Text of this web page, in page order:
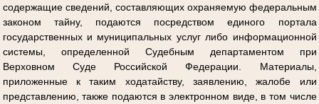
содержащие сведений, составляющих охраняемую федеральным
законом тайну, подаются посредством единого портала
государственных и муниципальных услуг либо информационной
системы, определенной Судебным департаментом при
Верховном Суде Российской Федерации. Материалы,
приложенные к таким ходатайству, заявлению, жалобе или
представлению, также подаются в электронном виде, в том числе